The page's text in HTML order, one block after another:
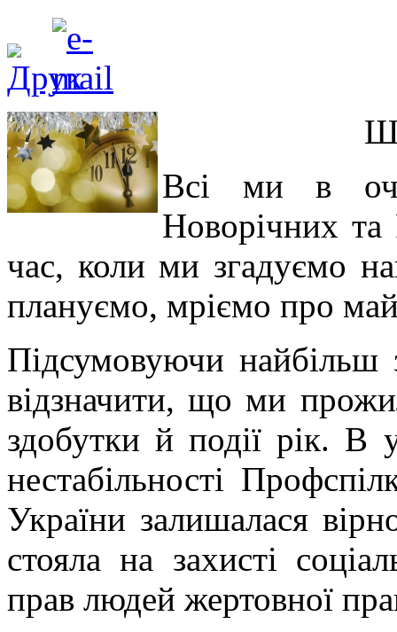
Всі ми в
Новорічних та
час, коли ми згадуємо
плануємо, мріємо про
Підсумовуючи найбільш
відзначити, що ми
здобутки й події рік. В
нестабільності
України залишалася
стояла на захисті
прав людей жертовної